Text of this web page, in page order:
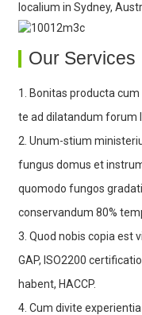
localium in Sydney,
Our Services
1. Bonitas producta
te ad dilatandum forum
2. Unum-stium
fungus domus et
quomodo fungos
conservandum 80%
3. Quod nobis copia est
GAP, ISO2200
habent, HACCP.
4. Cum divite